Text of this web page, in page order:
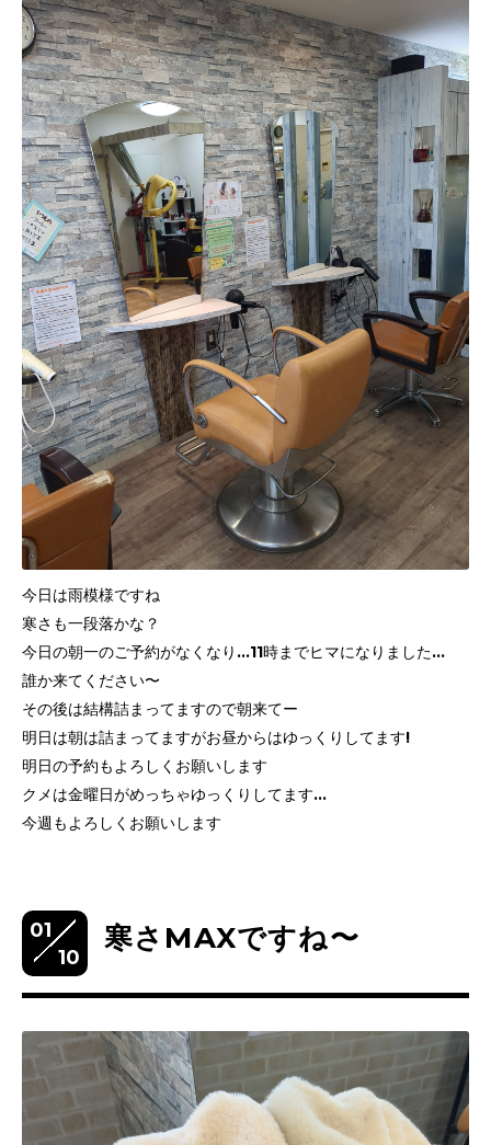
今日は雨模様ですね
寒さも一段落かな？
今日の朝一のご予約がなくなり…11時までヒマになりました…
誰か来てください〜
その後は結構詰まってますので朝来てー
明日は朝は詰まってますがお昼からはゆっくりしてます!
明日の予約もよろしくお願いします
クメは金曜日がめっちゃゆっくりしてます…
今週もよろしくお願いします
01
10
寒さMAXですね〜